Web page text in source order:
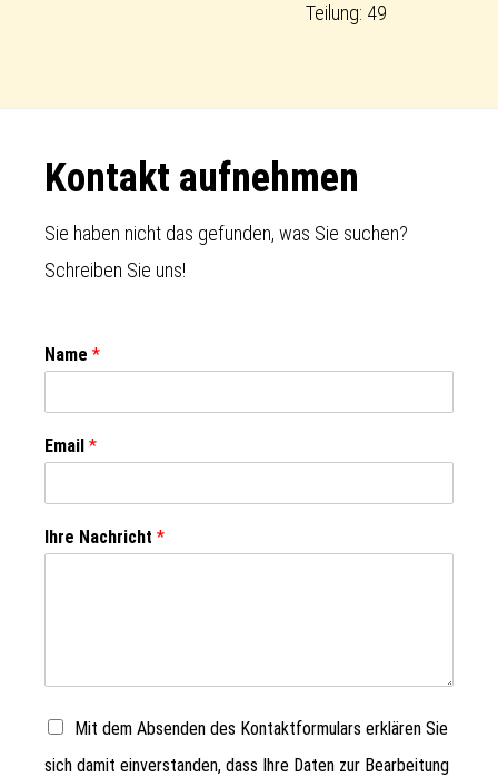
Teilung: 49
Footer
Kontakt aufnehmen
Sie haben nicht das gefunden, was Sie suchen?
Schreiben Sie uns!
Name *
Email *
Ihre Nachricht *
Mit dem Absenden des Kontaktformulars erklären Sie
sich damit einverstanden, dass Ihre Daten zur Bearbeitung